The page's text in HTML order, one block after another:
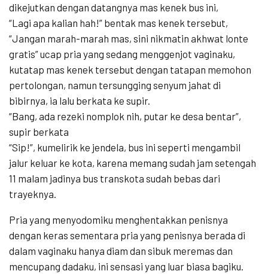
dikejutkan dengan datangnya mas kenek bus ini,
“Lagi apa kalian hah!” bentak mas kenek tersebut,
“Jangan marah-marah mas, sini nikmatin akhwat lonte
gratis” ucap pria yang sedang menggenjot vaginaku,
kutatap mas kenek tersebut dengan tatapan memohon
pertolongan, namun tersungging senyum jahat di
bibirnya, ia lalu berkata ke supir.
“Bang, ada rezeki nomplok nih, putar ke desa bentar”,
supir berkata
“Sip!”, kumelirik ke jendela, bus ini seperti mengambil
jalur keluar ke kota, karena memang sudah jam setengah
11 malam jadinya bus transkota sudah bebas dari
trayeknya.
Pria yang menyodomiku menghentakkan penisnya
dengan keras sementara pria yang penisnya berada di
dalam vaginaku hanya diam dan sibuk meremas dan
mencupang dadaku, ini sensasi yang luar biasa bagiku.